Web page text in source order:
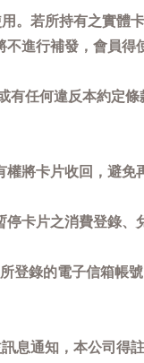
。若所持有之實
進行補發，會員得
任何違反本約定
將卡片收回，避免
卡片之消費登錄、
登錄的電子信箱帳
息通知，本公司得